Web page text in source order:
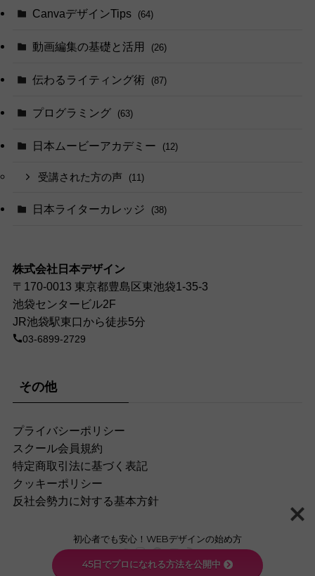
CanvaデザインTips (64)
動画編集の基礎と活用 (26)
伝わるライティング術 (87)
プログラミング (63)
日本ムービーアカデミー (12)
受講された方の声 (11)
日本ライターカレッジ (38)
株式会社日本デザイン
〒170-0013 東京都豊島区東池袋1-35-3
池袋センタービル2F
JR池袋駅東口から徒歩5分
03-6899-2729
その他
プライバシーポリシー
スクール会員規約
特定商取引法に基づく表記
クッキーポリシー
反社会勢力に対する基本方針
©生き方、働き方、日本デザイン。
初心者でも安心！WEBデザインの始め方
45日でプロになれる方法を公開中